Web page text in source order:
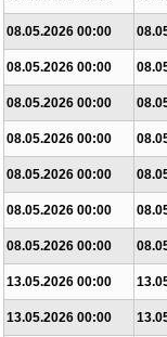
08.05.2026 00:00
08.05.2026 00:00
08.05.2026 00:00
08.05.2026 00:00
08.05.2026 00:00
08.05.2026 00:00
08.05.2026 00:00
13.05.2026 00:00
13.05.2026 00:00